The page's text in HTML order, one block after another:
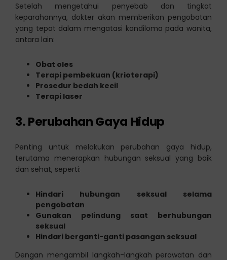
Setelah mengetahui penyebab dan tingkat
keparahannya, dokter akan memberikan pengobatan
yang tepat dalam mengatasi kondiloma pada wanita,
antara lain:
Obat oles
Terapi pembekuan (krioterapi)
Prosedur bedah kecil
Terapi laser
3. Perubahan Gaya Hidup
Penting untuk melakukan perubahan gaya hidup,
terutama menerapkan hubungan seksual yang baik
dan sehat, seperti:
Hindari hubungan seksual selama
pengobatan
Gunakan pelindung saat berhubungan
seksual
Hindari berganti-ganti pasangan seksual
Dengan mengambil langkah-langkah perawatan dan